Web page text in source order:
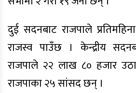
दुई सदनबाट राजपाले
राजस्व पाउँछ । केन्द्रीय
राजपाले २२ लाख ८० हजार
राजपाका २५ सांसद छन् ।